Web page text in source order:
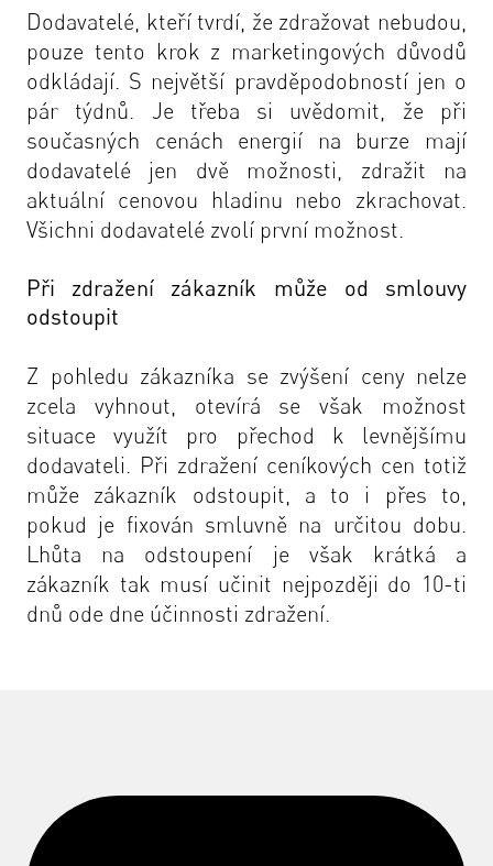
Dodavatelé, kteří tvrdí, že zdražovat nebudou,
pouze tento krok z marketingových důvodů
odkládají. S největší pravděpodobností jen o
pár týdnů. Je třeba si uvědomit, že při
současných cenách energií na burze mají
dodavatelé jen dvě možnosti, zdražit na
aktuální cenovou hladinu nebo zkrachovat.
Všichni dodavatelé zvolí první možnost.
Při zdražení zákazník může od smlouvy
odstoupit
Z pohledu zákazníka se zvýšení ceny nelze
zcela vyhnout, otevírá se však možnost
situace využít pro přechod k levnějšímu
dodavateli. Při zdražení ceníkových cen totiž
může zákazník odstoupit, a to i přes to,
pokud je fixován smluvně na určitou dobu.
Lhůta na odstoupení je však krátká a
zákazník tak musí učinit nejpozději do 10-ti
dnů ode dne účinnosti zdražení.